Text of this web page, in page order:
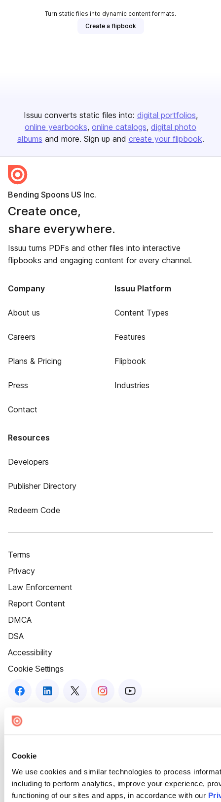
Cookie
We use cookies and similar technologies to process
including to perform analytics, improve your experience,
functioning of our sites and apps, in accordance with our
Turn static files into dynamic content formats.
Create a flipbook
Issuu converts static files into: digital portfolios
online yearbooks online catalogs digital photo
albums and more. Sign up and create your flipbook.
Bending Spoons US Inc.
Create once,
share everywhere.
Issuu turns PDFs and other files into interactive
flipbooks and engaging content for every channel.
Company
About us
Careers
Plans & Pricing
Press
Contact
Issuu Platform
Content Types
Features
Flipbook
Industries
Resources
Developers
Publisher Directory
Redeem Code
Terms
Privacy
Law Enforcement
Report Content
DMCA
DSA
Accessibility
Cookie Settings